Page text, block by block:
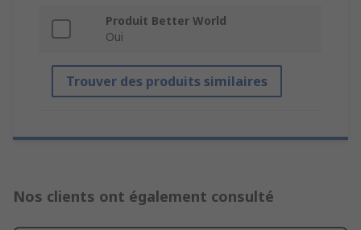
Produit Better World
Oui
Trouver des produits similaires
Nos clients ont également consulté